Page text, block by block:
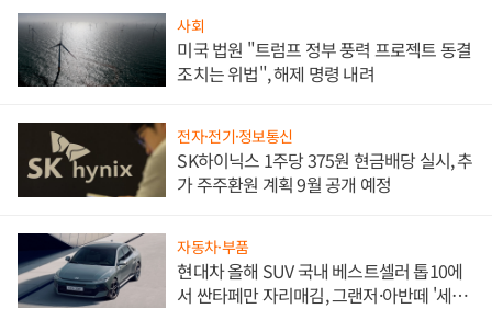
사회
미국 법원 "트럼프 정부 풍력 프로젝트 동결
조치는 위법", 해제 명령 내려
전자·전기·정보통신
SK하이닉스 1주당 375원 현금배당 실시, 추
가 주주환원 계획 9월 공개 예정
자동차·부품
현대차 올해 SUV 국내 베스트셀러 톱10에
서 싼타페만 자리매김, 그랜저·아반떼 '세단